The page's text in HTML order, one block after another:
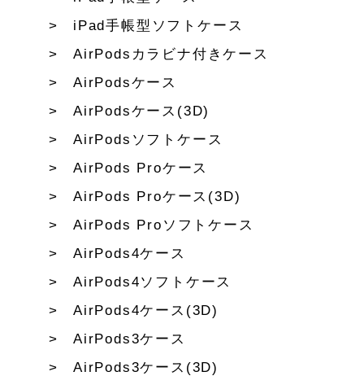
iPad手帳型ソフトケース
AirPodsカラビナ付きケース
AirPodsケース
AirPodsケース(3D)
AirPodsソフトケース
AirPods Proケース
AirPods Proケース(3D)
AirPods Proソフトケース
AirPods4ケース
AirPods4ソフトケース
AirPods4ケース(3D)
AirPods3ケース
AirPods3ケース(3D)